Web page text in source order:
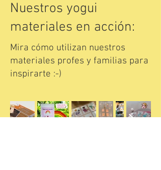
Nuestros yogui
materiales en acción:
Mira cómo utilizan nuestros
materiales profes y familias para
inspirarte :-)